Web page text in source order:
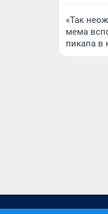
«Так
мема
пикапа в